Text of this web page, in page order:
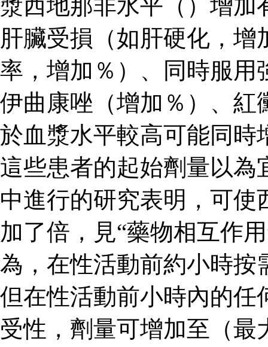
漿西地那非水平（）增
肝臟受損（如肝硬化，
率，增加％）、同時服用
伊曲康唑（增加％）、紅
於血漿水平較高可能同時
這些患者的起始劑量以為
中進行的研究表明，可
加了倍，見“藥物相互作
為，在性活動前約小時按
但在性活動前小時內的任
受性，劑量可增加至（